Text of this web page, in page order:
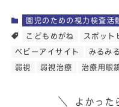
園児のための視力検査活
こどもめがね スポット
ベビーアイサイト みるみ
弱視 弱視治療 治療用眼
よかった